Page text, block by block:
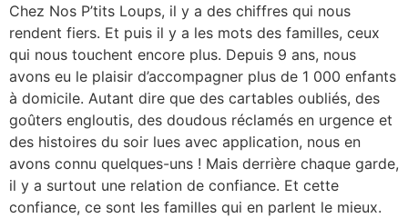
Chez Nos P’tits Loups, il y a des chiffres qui nous
rendent fiers. Et puis il y a les mots des familles, ceux
qui nous touchent encore plus. Depuis 9 ans, nous
avons eu le plaisir d’accompagner plus de 1 000 enfants
à domicile. Autant dire que des cartables oubliés, des
goûters engloutis, des doudous réclamés en urgence et
des histoires du soir lues avec application, nous en
avons connu quelques-uns ! Mais derrière chaque garde,
il y a surtout une relation de confiance. Et cette
confiance, ce sont les familles qui en parlent le mieux.